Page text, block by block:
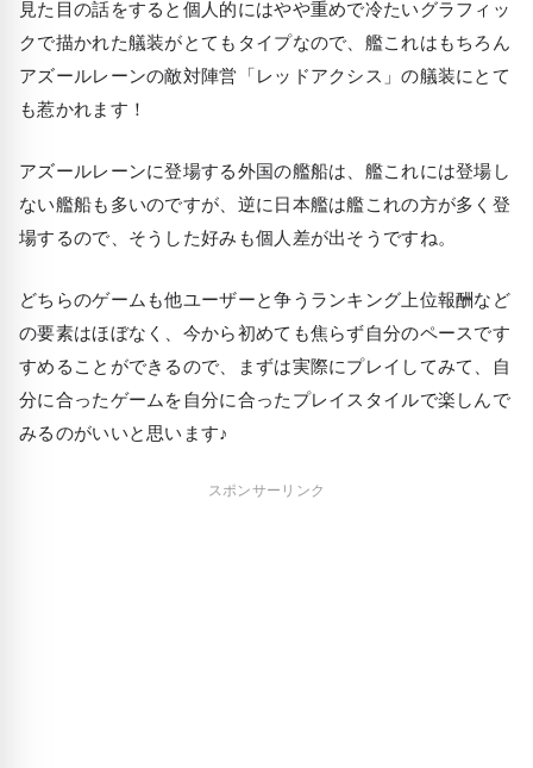
見た目の話をすると個人的にはやや重めで冷たいグラフィッ
クで描かれた艤装がとてもタイプなので、艦これはもちろん
アズールレーンの敵対陣営「レッドアクシス」の艤装にとて
も惹かれます！
アズールレーンに登場する外国の艦船は、艦これには登場し
ない艦船も多いのですが、逆に日本艦は艦これの方が多く登
場するので、そうした好みも個人差が出そうですね。
どちらのゲームも他ユーザーと争うランキング上位報酬など
の要素はほぼなく、今から初めても焦らず自分のペースです
すめることができるので、まずは実際にプレイしてみて、自
分に合ったゲームを自分に合ったプレイスタイルで楽しんで
みるのがいいと思います♪
スポンサーリンク